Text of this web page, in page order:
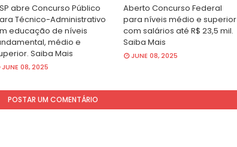
abre Concurso Público
Técnico-Administrativo
educação de níveis
médio e
Saiba Mais
JUNE 08, 2025
Aberto Concurso Federal
para níveis médio e superior
com salários até R$ 23,5 mil.
Saiba Mais
JUNE 08, 2025
POSTAR UM COMENTÁRIO